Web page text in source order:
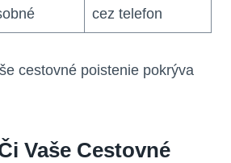
cez telefon
Vaše Cestovné